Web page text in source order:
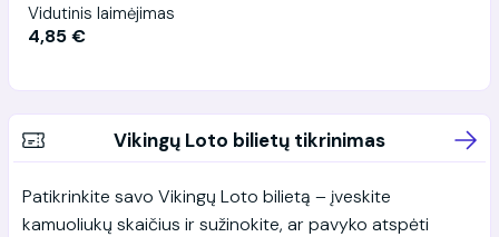
Vidutinis laimėjimas
4,85 €
Vikingų Loto bilietų tikrinimas
Patikrinkite savo Vikingų Loto bilietą – įveskite
kamuoliukų skaičius ir sužinokite, ar pavyko atspėti